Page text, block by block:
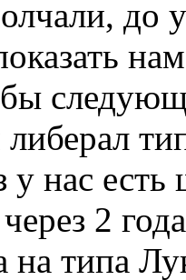
до
нас есть
2
на типа